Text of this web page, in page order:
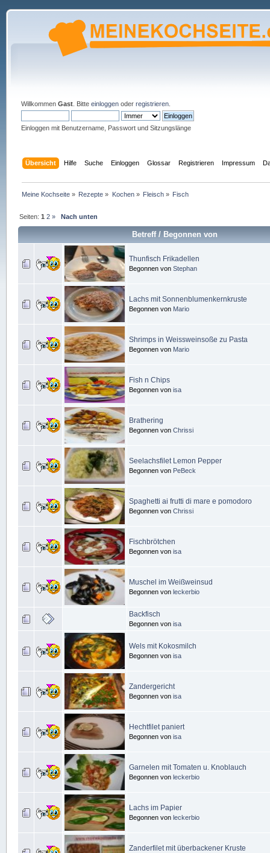
Willkommen Gast. Bitte einloggenoder registrieren.
Einloggen mit Benutzername, Passwort und Sitzungslänge
Übersicht Hilfe Suche Einloggen Glossar Registrieren Impressum
Meine Kochseite » Rezepte » Kochen» Fleisch » Fisch
Seiten:1 2 » Nach unten
Betreff/ Begonnen von
Thunfisch Frikadellen
Begonnen von Stephan
Lachs mit Sonnenblumenkernkruste
Begonnen von Mario
Shrimps in Weissweinsoße zu Pasta
Begonnen von Mario
Fish n Chips
Begonnen von isa
Brathering
Begonnen von Chrissi
Seelachsfilet Lemon Pepper
Begonnen von PeBeck
Spaghetti ai frutti di mare e pomodoro
Begonnen von Chrissi
Fischbrötchen
Begonnen von isa
Muschel im Weißweinsud
Begonnen von leckerbio
Backfisch
Begonnen von isa
Wels mit Kokosmilch
Begonnen von isa
Zandergericht
Begonnen von isa
Hechtfilet paniert
Begonnen von isa
Garnelen mit Tomaten u. Knoblauch
Begonnen von leckerbio
Lachs im Papier
Begonnen von leckerbio
Zanderfilet mit überbackener Kruste